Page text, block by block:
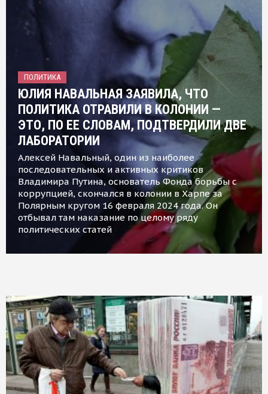
ПОЛИТИКА
ЮЛИЯ НАВАЛЬНАЯ ЗАЯВИЛА, ЧТО
ПОЛИТИКА ОТРАВИЛИ В КОЛОНИИ —
ЭТО, ПО ЕЕ СЛОВАМ, ПОДТВЕРДИЛИ ДВЕ
ЛАБОРАТОРИИ
Алексей Навальный, один из наиболее
последовательных и активных критиков
Владимира Путина, основатель Фонда борьбы с
коррупцией, скончался в колонии в Харпе за
Полярным кругом 16 февраля 2024 года. Он
отбывал там наказание по целому ряду
политических статей